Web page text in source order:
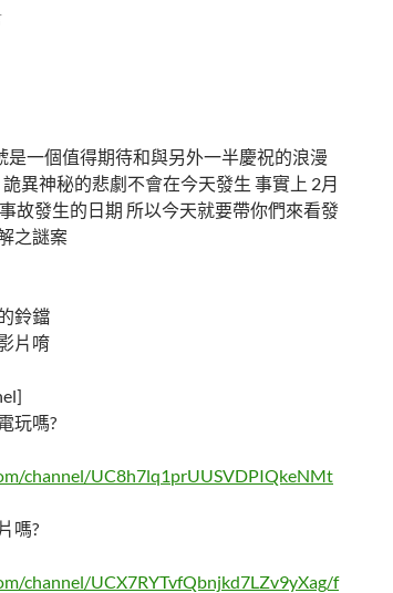
是一個值得期待和與另外一半慶祝的浪漫
異神秘的悲劇不會在今天發生 事實上 2月
故發生的日期 所以今天就要帶你們來看發
之謎案
鈴鐺
片唷
玩嗎?
channel/UC8h7lq1prUUSVDPIQkeNMt
嗎?
channel/UCX7RYTvfQbnjkd7LZv9yXag/f